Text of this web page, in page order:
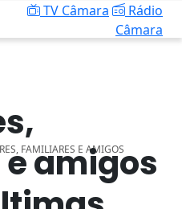
TV Câmara
Rádio
Câmara
FAMILIARES E AMIGOS
amigos